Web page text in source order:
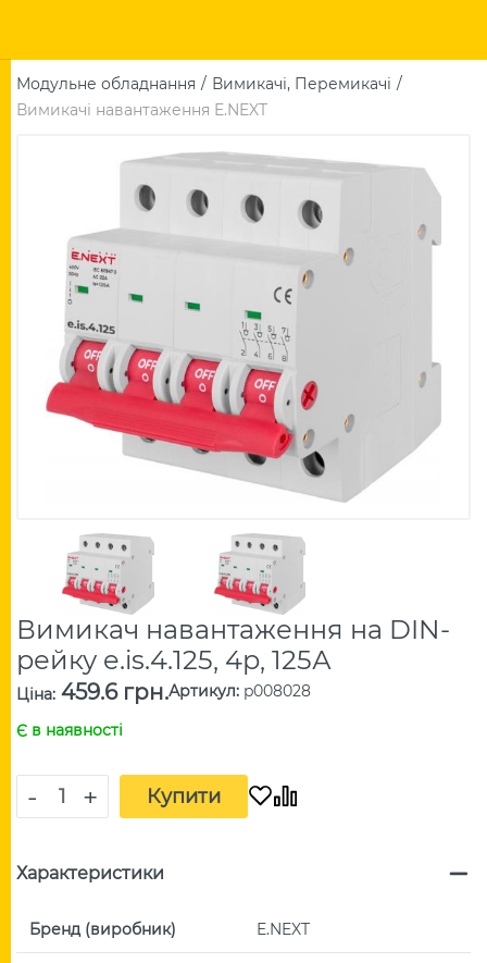
Модульне обладнання
Вимикачі, Перемикачі
Вимикачі навантаження E.NEXT
Вимикач навантаження на DIN-
рейку e.is.4.125, 4р, 125А
Ціна: 459.6 грн.Артикул: p008028
Є в наявності
- + Купити
Характеристики
Бренд (виробник) E.NEXT